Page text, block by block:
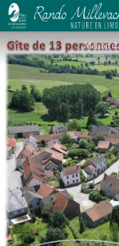
LA MAISON
Maison